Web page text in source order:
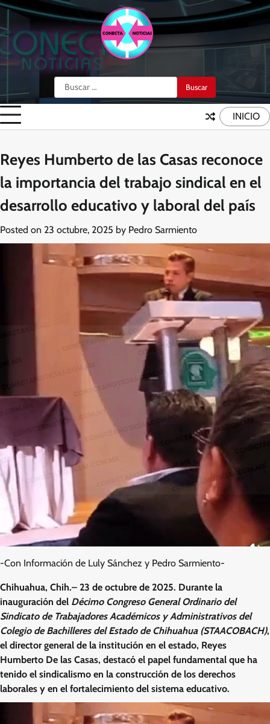
Skip
content
Buscar:
INICIO
Reyes Humberto de las Casas reconoce
la importancia del trabajo sindical en el
desarrollo educativo y laboral del país
Posted on 23 octubre, 2025 by Pedro Sarmiento
-Con Información de Luly Sánchez y Pedro Sarmiento-
Chihuahua, Chih.– 23 de octubre de 2025. Durante la
inauguración del Décimo Congreso General Ordinario del
Sindicato de Trabajadores Académicos y Administrativos del
Colegio de Bachilleres del Estado de Chihuahua (STAACOBACH),
el director general de la institución en el estado, Reyes
Humberto De las Casas, destacó el papel fundamental que ha
tenido el sindicalismo en la construcción de los derechos
laborales y en el fortalecimiento del sistema educativo.